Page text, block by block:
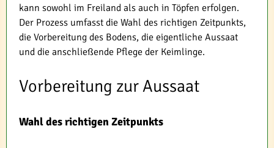
kann sowohl im Freiland als auch in Töpfen erfolgen.
Der Prozess umfasst die Wahl des richtigen Zeitpunkts,
die Vorbereitung des Bodens, die eigentliche Aussaat
und die anschließende Pflege der Keimlinge.
Vorbereitung zur Aussaat
Wahl des richtigen Zeitpunkts